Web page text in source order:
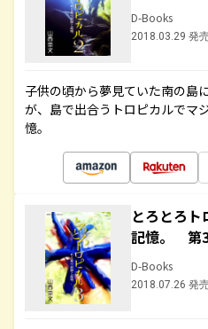
D-Books
2018.03.29 発
子供の頃から夢見ていた南の島
が、島で出合うトロピカルでマ
憶。
とろとろ
記憶。 第
D-Books
2018.07.26 発